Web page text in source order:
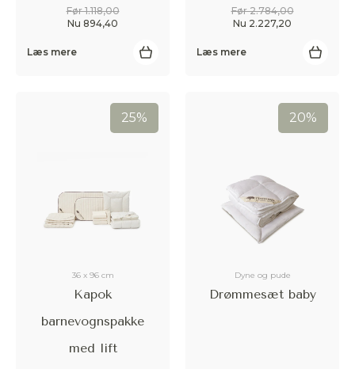
Før 1.118,00
Nu 894,40
Læs mere
Før 2.784,00
Nu 2.227,20
Læs mere
25%
36 x 96 cm
Kapok
barnevognspakke
med lift
20%
Dyne og pude
Drømmesæt baby